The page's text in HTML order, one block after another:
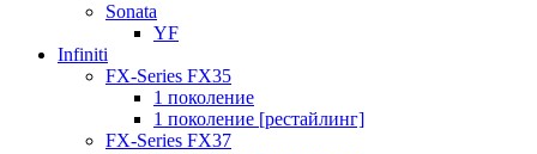
Sonata
YF
Infiniti
FX-Series FX35
1 поколение
1 поколение [рестайлинг]
FX-Series FX37